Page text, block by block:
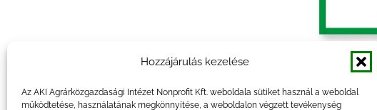
Hozzájárulás kezelése
Az AKI Agrárközgazdasági Intézet Nonprofit Kft. weboldala sütiket használ a weboldal
működtetése, használatának megkönnyítése, a weboldalon végzett tevékenység
A